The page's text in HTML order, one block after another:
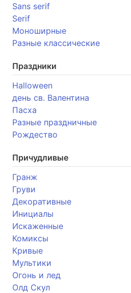
Sans serif
Serif
Моноширные
Разные классические
Праздники
Halloween
день св. Валентина
Пасха
Разные праздничные
Рождество
Причудливые
Гранж
Груви
Декоративные
Инициалы
Искаженные
Комиксы
Кривые
Мультики
Огонь и лед
Олд Скул